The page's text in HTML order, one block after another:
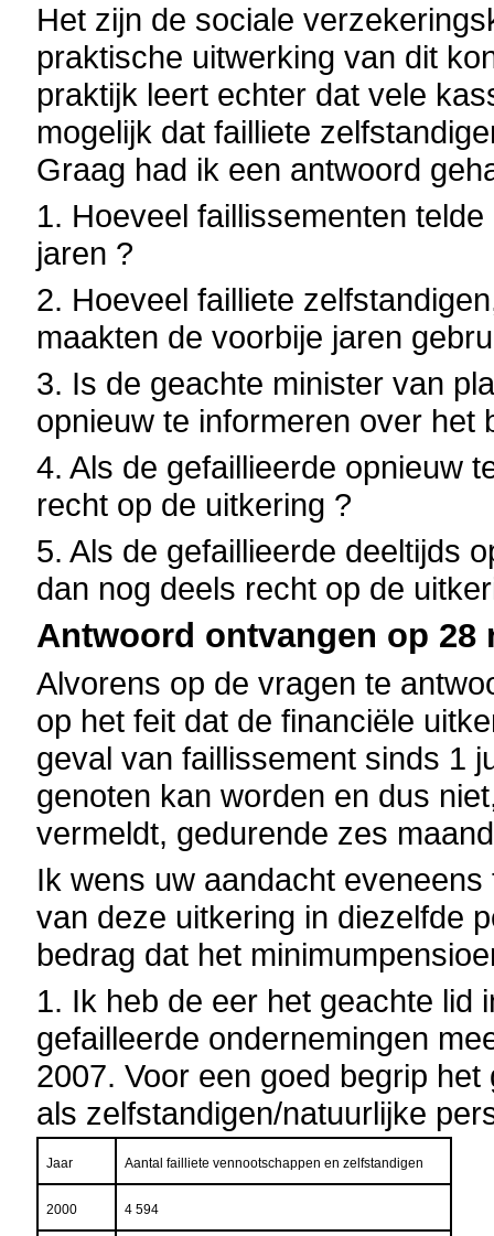
Het zijn de sociale
praktische uitwerking van dit
praktijk leert echter dat vele
mogelijk dat failliete
Graag had ik een antwoord
1. Hoeveel faillissementen
jaren ?
2. Hoeveel failliete
maakten de voorbije jaren
3. Is de geachte minister van
opnieuw te informeren over het
4. Als de gefaillieerde opnieuw
recht op de uitkering ?
5. Als de gefaillieerde deeltijds
dan nog deels recht op de
Antwoord ontvangen op 28
Alvorens op de vragen te
op het feit dat de financiële
geval van faillissement sinds 1
genoten kan worden en dus
vermeldt, gedurende zes
Ik wens uw aandacht
van deze uitkering in diezelfde
bedrag dat het
1. Ik heb de eer het geachte lid
gefailleerde ondernemingen
2007. Voor een goed begrip
als zelfstandigen/natuurlijke
Jaar Aantal failliete vennootschappen en zelfstandigen
2000 4 594